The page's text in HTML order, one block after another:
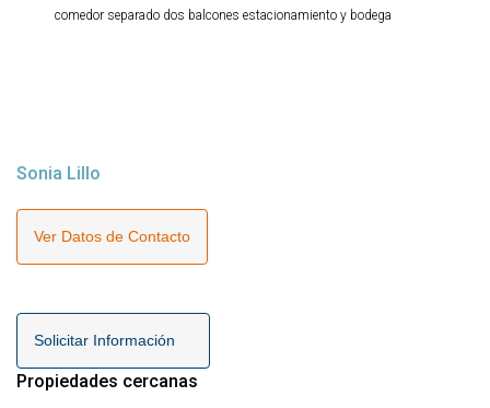
comedor separado dos balcones estacionamiento y bodega
Sonia Lillo
Ver Datos de Contacto
Solicitar Información
Propiedades cercanas